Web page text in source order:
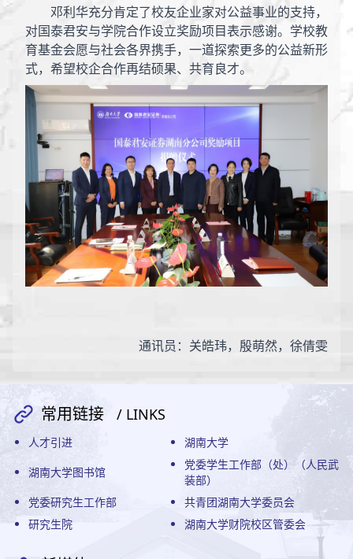
邓利华充分肯定了校友企业家对公益事业的支持，
对国泰君安与学院合作设立奖励项目表示感谢。学校教
育基金会愿与社会各界携手，一道探索更多的公益新形
式，希望校企合作再结硕果、共育良才。
通讯员：关皓玮，殷萌然，徐倩雯
常用链接 / LINKS
人才引进
湖南大学
湖南大学图书馆
党委学生工作部（处）（人民武
装部）
党委研究生工作部
共青团湖南大学委员会
研究生院
湖南大学财院校区管委会